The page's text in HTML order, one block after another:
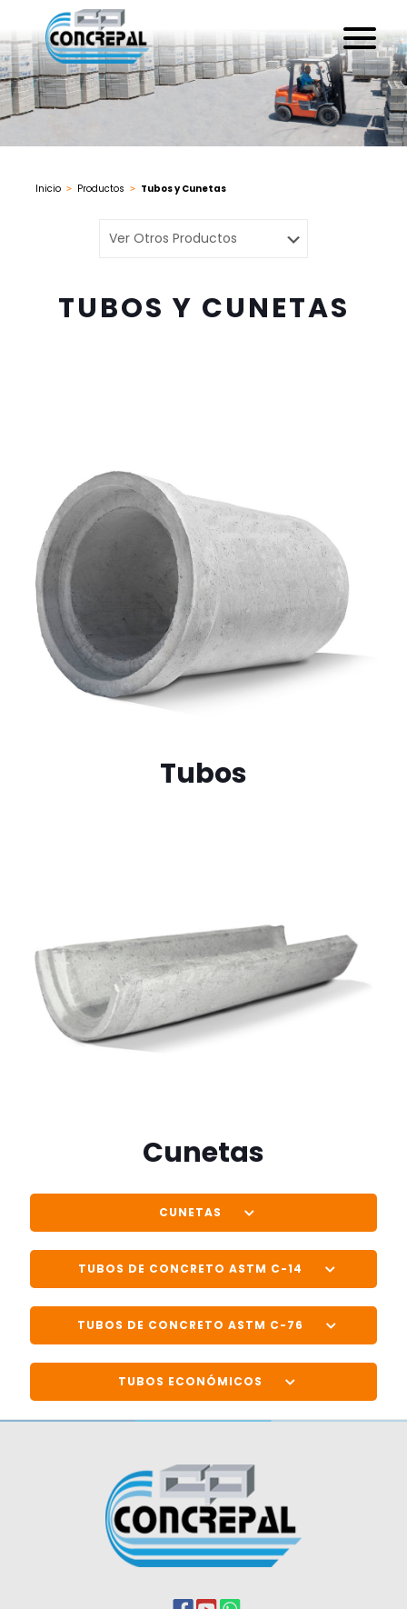
Inicio > Productos > Tubos y Cunetas
TUBOS Y CUNETAS
Tubos
Cunetas
CUNETAS
TUBOS DE CONCRETO ASTM C-14
TUBOS DE CONCRETO ASTM C-76
TUBOS ECONÓMICOS